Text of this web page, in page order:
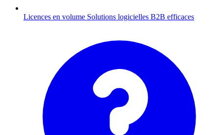
Licences en volume Solutions logicielles B2B efficaces